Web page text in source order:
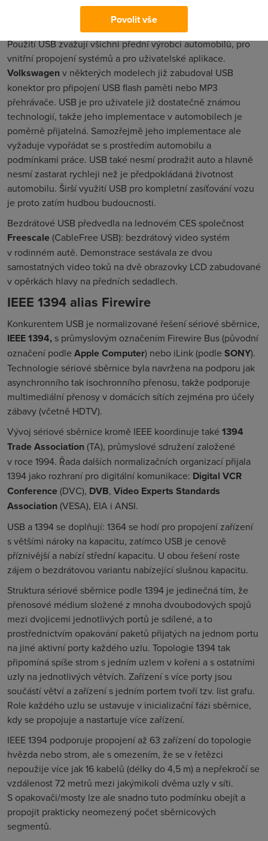
hudebních klipů, map, která si pak řidič může natáhnout na
pevný disk v autě nebo do navigačního systému.
Použití USB zvažují všichni přední výrobci automobilů, pro
vnitřní propojení systémů a pro uživatelské aplikace.
Volkswagenv některých modelech již zabudoval USB
konektor pro připojení USB flash paměti nebo MP3
přehrávače. USB je pro uživatele již dostatečně známou
technologií, takže jeho implementace v automobilech je
poměrně přijatelná. Samozřejmě jeho implementace ale
vyžaduje vypořádat se s prostředím automobilu a
podmínkami práce. USB také nesmí prodražit auto a hlavně
nesmí zastarat rychleji než je předpokládaná životnost
automobilu. Širší využití USB pro kompletní zasíťování vozu
je proto zatím hudbou budoucnosti.
Bezdrátové USB předvedla na lednovém CES společnost
Freescale(CableFree USB): bezdrátový video systém
v rodinném autě. Demonstrace sestávala ze dvou
samostatných video toků na dvě obrazovky LCD zabudované
v opěrkách hlavy na předních sedadlech.
IEEE 1394 alias Firewire
Konkurentem USB je normalizované řešení sériové sběrnice,
IEEE 1394, s průmyslovým označením Firewire Bus(původní
označení podle Apple Computer) nebo iLink(podle SONY).
Technologie sériové sběrnice byla navržena na podporu jak
asynchronního tak isochronního přenosu, takže podporuje
multimediální přenosy v domácích sítích zejména pro účely
zábavy (včetně HDTV).
Vývoj sériové sběrnice kromě IEEE koordinuje také 1394
Trade Association(TA), průmyslové sdružení založené
v roce 1994. Řada dalších normalizačních organizací přijala
1394 jako rozhraní pro digitální komunikace: Digital VCR
Conference(DVC), DVB, Video Experts Standards
Association(VESA), EIA i ANSI.
USB a 1394 se doplňují: 1364 se hodí pro propojení zařízení
s většími nároky na kapacitu, zatímco USB je cenově
příznivější a nabízí střední kapacitu. U obou řešení roste
zájem o bezdrátovou variantu nabízející slušnou kapacitu.
Struktura sériové sběrnice podle 1394 je jedinečná tím, že
přenosové médium složené z mnoha dvoubodových spojů
mezi dvojicemi jednotlivých portů je sdílené, a to
prostřednictvím opakování paketů přijatých na jednom portu
na jiné aktivní porty každého uzlu. Topologie 1394 tak
připomíná spíše strom s jedním uzlem v kořeni a s ostatními
uzly na jednotlivých větvích. Zařízení s více porty jsou
součástí větví a zařízení s jedním portem tvoří tzv. list grafu.
Role každého uzlu se ustavuje v inicializační fázi sběrnice,
kdy se propojuje a nastartuje více zařízení.
IEEE 1394 podporuje propojení až 63 zařízení do topologie
hvězda nebo strom, ale s omezením, že se v řetězci
nepoužije více jak 16 kabelů (délky do 4,5 m) a nepřekročí se
vzdálenost 72 metrů mezi jakýmikoli dvěma uzly v síti.
S opakovači/mosty lze ale snadno tuto podmínku obejít a
propojit prakticky neomezený počet sběrnicových
segmentů.
Povolit vše